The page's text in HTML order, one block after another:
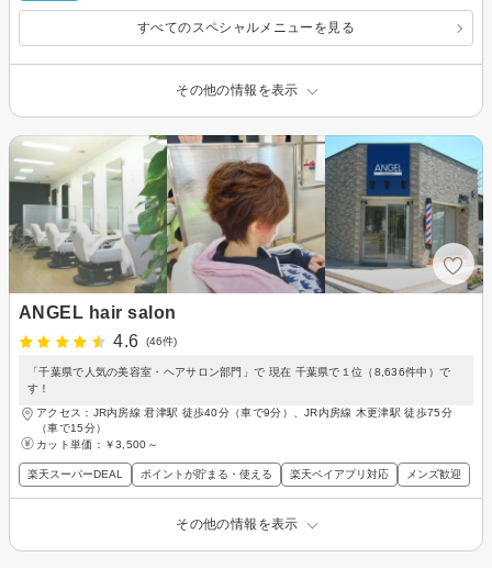
すべてのスペシャルメニューを見る
その他の情報を表示
ANGEL hair salon
4.6
(46件)
「千葉県で人気の美容室・ヘアサロン部門」で 現在 千葉県で１位（8,636件中）で
す！
アクセス：JR内房線 君津駅 徒歩40分（車で9分）、JR内房線 木更津駅 徒歩75分
（車で15分）
カット単価： ￥3,500～
楽天スーパーDEAL ポイントが貯まる・使える 楽天ペイアプリ対応 メンズ歓迎
その他の情報を表示